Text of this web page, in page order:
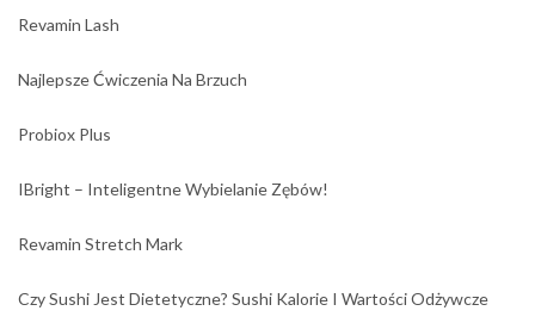
Revamin Lash
Najlepsze Ćwiczenia Na Brzuch
Probiox Plus
IBright – Inteligentne Wybielanie Zębów!
Revamin Stretch Mark
Czy Sushi Jest Dietetyczne? Sushi Kalorie I Wartości Odżywcze